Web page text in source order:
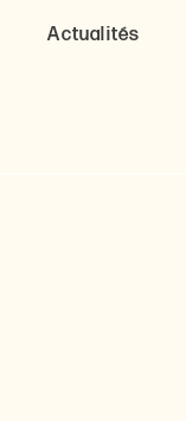
Actualités